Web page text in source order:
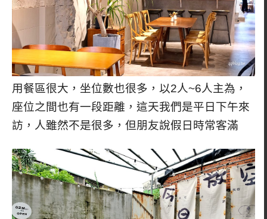
用餐區很大，坐位數也很多，以2人~6人主為，
座位之間也有一段距離，這天我們是平日下午來
訪，人雖然不是很多，但朋友說假日時常客滿